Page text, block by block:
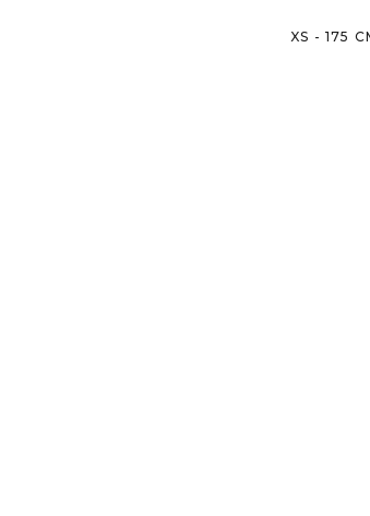
XS - 175